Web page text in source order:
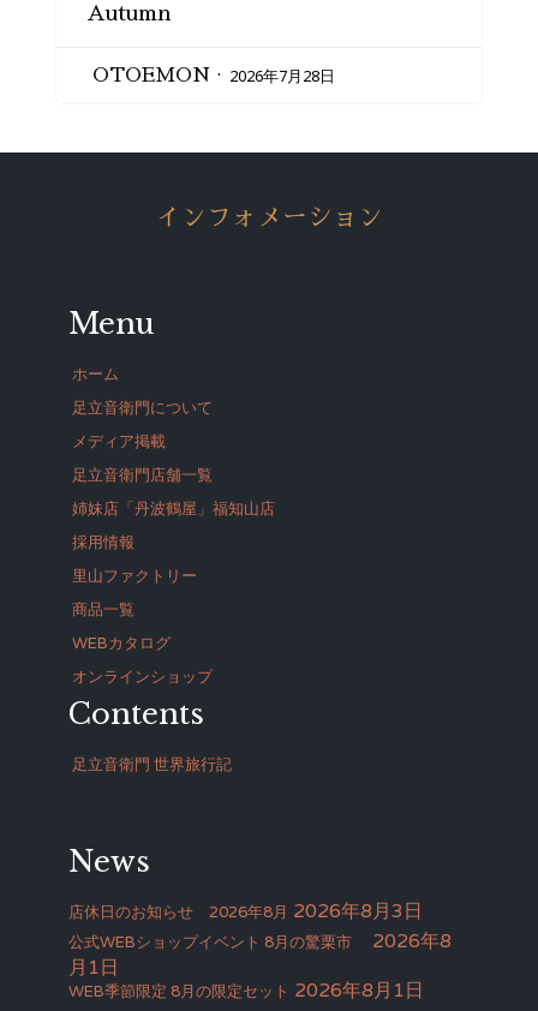
Autumn
OTOEMON 2026年7月28日
インフォメーション
Menu
ホーム
足立音衛門について
メディア掲載
足立音衛門店舗一覧
姉妹店「丹波鶴屋」福知山店
採用情報
里山ファクトリー
商品一覧
WEBカタログ
オンラインショップ
Contents
足立音衛門 世界旅行記
News
店休日のお知らせ 2026年8月 2026年8月3日
公式WEBショップイベント 8月の驚栗市
2026年8
月1日
WEB季節限定 8月の限定セット 2026年8月1日